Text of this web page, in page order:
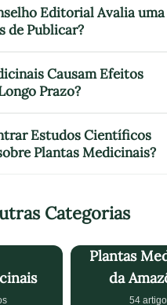
Editorial Avalia uma
de Publicar?
Causam Efeitos
Prazo?
Estudos Científicos
Plantas Medicinais?
Categorias
Plantas
da
54